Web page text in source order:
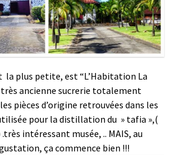
plus petite, est “L’Habitation La
ancienne sucrerie totalement
pièces d’origine retrouvées dans les
pour la distillation du » tafia »,(
intéressant musée, .. MAIS, au
ça commence bien !!!